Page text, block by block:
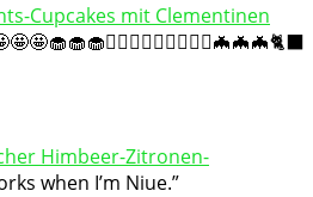
Cupcakes mit Clementinen
Himbeer-Zitronen-
when I’m Niue.”